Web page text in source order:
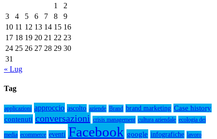
1
2
3
4 5 6 7 8
9
10 11 12 13 14 15 16
17 18 19 20 21 22 23
24 25 26 27 28 29 30
31
« Lug
Tag
applicazioni approccio ascolto aziende Brand brand marketing Case history
contenuti conversazioni crisis management cultura aziendale ecologia dei
media ecommerce eventi Facebook google infografiche lavoro